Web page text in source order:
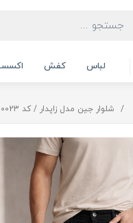
لباس کفش
شلوار جین مدل زاپدار / کد 120023